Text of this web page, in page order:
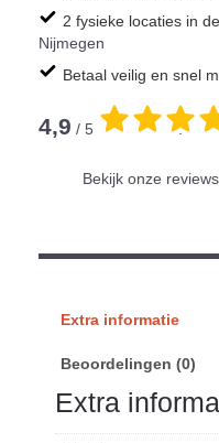
2 fysieke locaties in
Nijmegen
Betaal veilig en snel
4,9 / 5 .
Bekijk onze reviews
Extra informatie
Beoordelingen (0)
Extra